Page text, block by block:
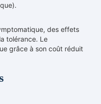
des effets
tolérance. Le
grâce à son coût réduit